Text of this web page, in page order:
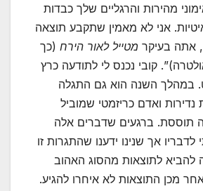
מהירות והרגליים שלך כבדות
אני לא מאמין שתקבע תוצאה
אתה בעיקר מטייל לאור הירח (כך
קובי נכנס לי לתודעה כרץ
במהלך השנה הוא גם התגלה
נדירות ואדם כריזמטי שמוביל
תוססת. ברגעים שדברים אלה
אך שנינו ידענו שהתגרות זו
להביא לתוצאות מהסוג האהוב
מכן התוצאות לא איחרו להגיע.